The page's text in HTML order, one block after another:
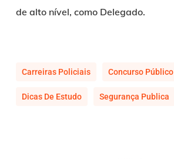
de alto nível, como Delegado.
Carreiras Policiais Concurso Público
Dicas De Estudo Segurança Publica